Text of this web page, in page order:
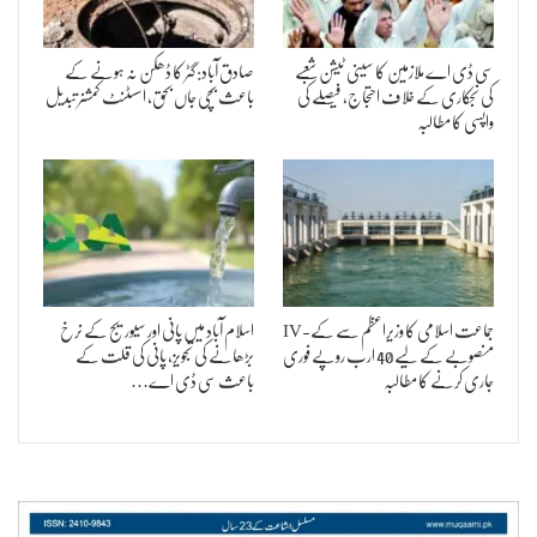
سی ڈی اے ملازمین کا سینی ٹیشن شعبے
کی نجکاری کے خلاف احتجاج، فیصلے کی
واپسی کا مطالبہ
صادق آباد: گٹر کا ڈھکن نہ ہونے کے
باعث بچی جاں بحق، اسسٹنٹ کمشنر تبدیل
جماعت اسلامی کا وزیراعظم سے کے-IV
منصوبے کے لیے 40 ارب روپے فوری
جاری کرنے کا مطالبہ
اسلام آباد میں پانی اور سیوریج کے نرخ
بڑھانے کی تجویز، پانی کی قلت کے
باعث سی ڈی اے…